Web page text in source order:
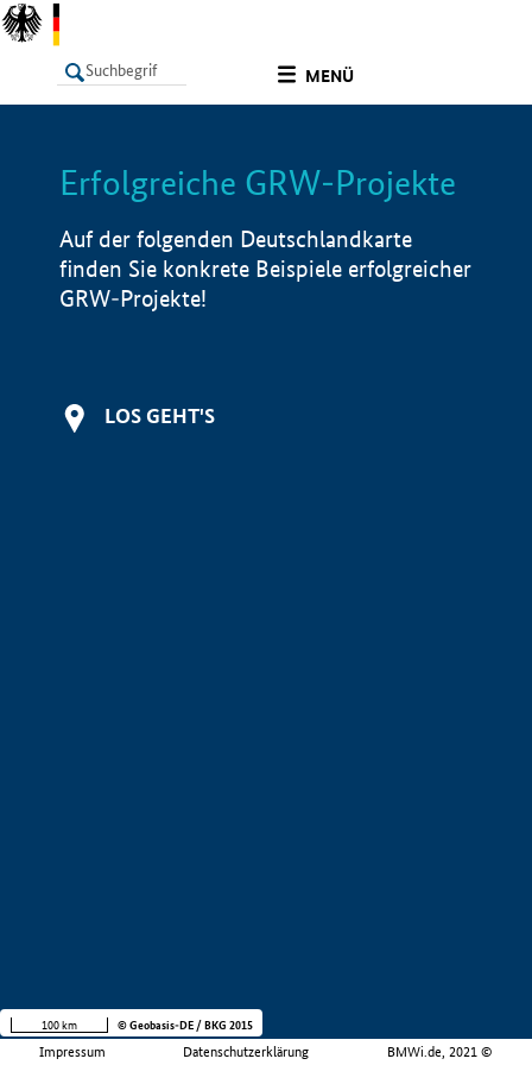
MENÜ
LISTE Info
Erfolgreiche GRW-Projekte
Auf der folgenden Deutschlandkarte
finden Sie konkrete Beispiele erfolgreicher
GRW-Projekte!
LOS GEHT'S
Impressum Datenschutzerklärung BMWi.de, 2021 ©
100 km © Geobasis-DE / BKG 2015